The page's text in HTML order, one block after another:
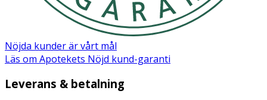
Nöjda kunder är vårt mål
Läs om Apotekets Nöjd kund-garanti
Leverans & betalning